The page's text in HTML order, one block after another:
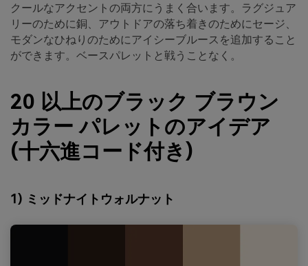
クールなアクセントの両方にうまく合います。ラグジュア
リーのために銅、アウトドアの落ち着きのためにセージ、
モダンなひねりのためにアイシーブルースを追加すること
ができます。ベースパレットと戦うことなく。
20 以上のブラック ブラウン
カラー パレットのアイデア
(十六進コード付き)
1) ミッドナイトウォルナット